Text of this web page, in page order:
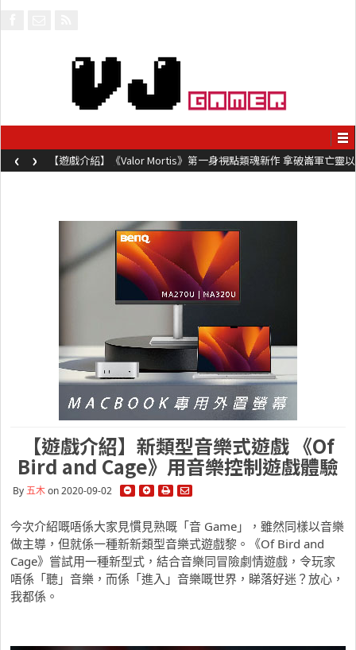
【遊戲介紹】《Valor Mortis》第一身視點類魂新作 拿破崙軍亡靈以
槍械劍與魔法殺敵
‹ ›
【遊戲介紹】新類型音樂式遊戲 《Of
Bird and Cage》用音樂控制遊戲體驗
By五木on 2020-09-02
今次介紹嘅唔係大家見慣見熟嘅「音 Game」，雖然同樣以音樂
做主導，但就係一種新新類型音樂式遊戲黎。《Of Bird and
Cage》嘗試用一種新型式，結合音樂同冒險劇情遊戲，令玩家
唔係「聽」音樂，而係「進入」音樂嘅世界，睇落好迷？放心，
我都係。